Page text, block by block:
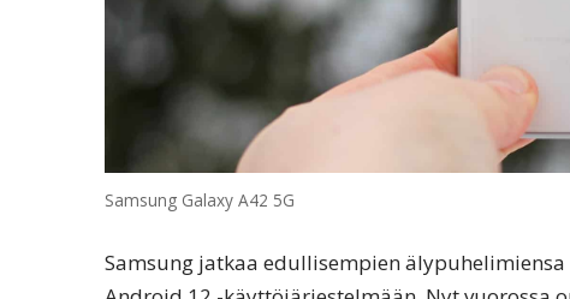
Samsung Galaxy A42 5G
Samsung jatkaa edullisempien